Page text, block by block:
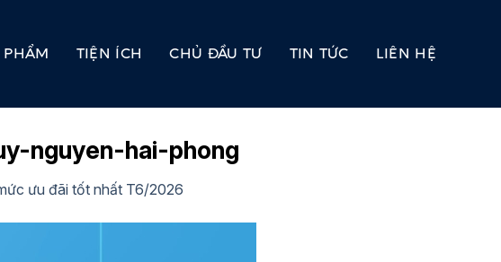
TIỆN ÍCH CHỦ ĐẦU TƯ TIN TỨC LIÊN HỆ
nguyen-hai-phong
ưu đãi tốt nhất T6/2026